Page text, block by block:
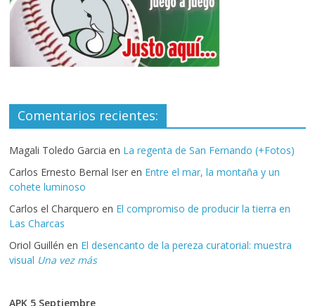
Comentarios recientes:
Magali Toledo Garcia en La regenta de San Fernando (+Fotos)
Carlos Ernesto Bernal Iser en Entre el mar, la montaña y un
cohete luminoso
Carlos el Charquero en El compromiso de producir la tierra en
Las Charcas
Oriol Guillén en El desencanto de la pereza curatorial: muestra
visual Una vez más
APK 5 Septiembre